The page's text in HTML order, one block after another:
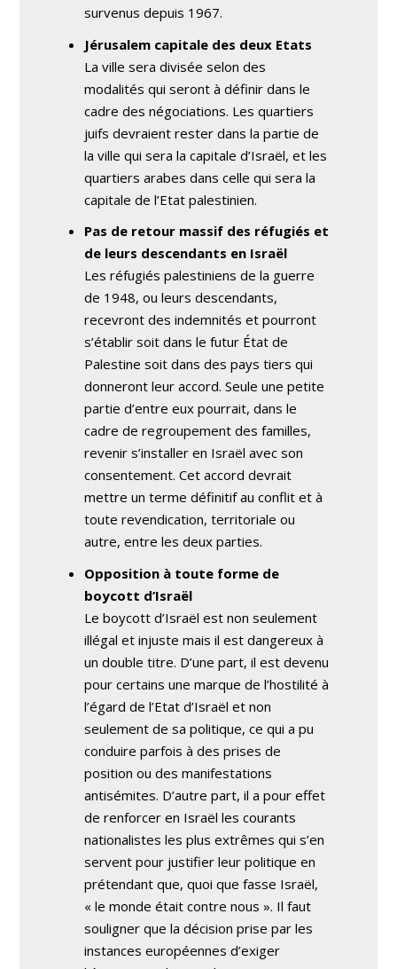
survenus depuis 1967.
Jérusalem capitale des deux Etats
La ville sera divisée selon des
modalités qui seront à définir dans le
cadre des négociations. Les quartiers
juifs devraient rester dans la partie de
la ville qui sera la capitale d’Israël, et les
quartiers arabes dans celle qui sera la
capitale de l’Etat palestinien.
Pas de retour massif des réfugiés et
de leurs descendants en Israël
Les réfugiés palestiniens de la guerre
de 1948, ou leurs descendants,
recevront des indemnités et pourront
s’établir soit dans le futur État de
Palestine soit dans des pays tiers qui
donneront leur accord. Seule une petite
partie d’entre eux pourrait, dans le
cadre de regroupement des familles,
revenir s’installer en Israël avec son
consentement. Cet accord devrait
mettre un terme définitif au conflit et à
toute revendication, territoriale ou
autre, entre les deux parties.
Opposition à toute forme de
boycott d’Israël
Le boycott d’Israël est non seulement
illégal et injuste mais il est dangereux à
un double titre. D’une part, il est devenu
pour certains une marque de l’hostilité à
l’égard de l’Etat d’Israël et non
seulement de sa politique, ce qui a pu
conduire parfois à des prises de
position ou des manifestations
antisémites. D’autre part, il a pour effet
de renforcer en Israël les courants
nationalistes les plus extrêmes qui s’en
servent pour justifier leur politique en
prétendant que, quoi que fasse Israël,
« le monde était contre nous ». Il faut
souligner que la décision prise par les
instances européennes d’exiger